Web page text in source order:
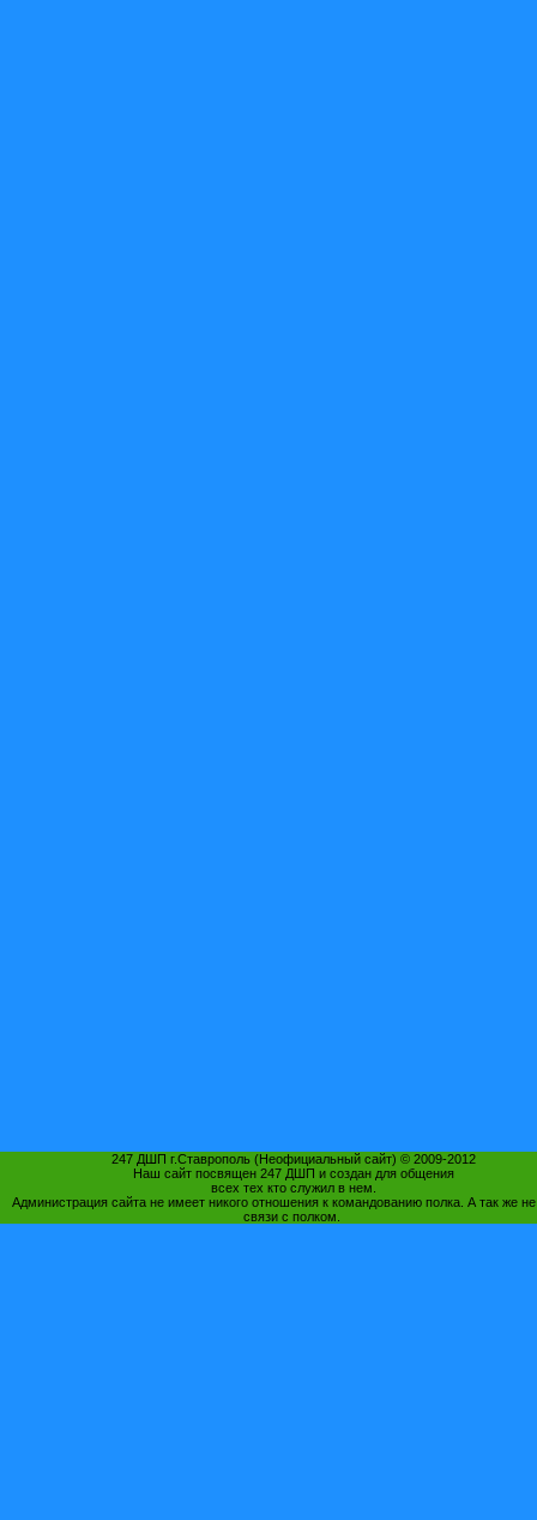
247 ДШП г.Ставрополь (Неофициальный сайт) © 2009-2012
Наш сайт посвящен 247 ДШП и создан для общения
всех тех кто служил в нем.
Администрация сайта не имеет никого отношения к командованию полка. А так же
связи с полком.